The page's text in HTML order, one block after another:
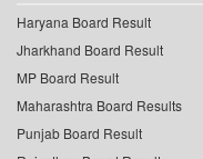
Haryana Board Result
Jharkhand Board Result
MP Board Result
Maharashtra Board Results
Punjab Board Result